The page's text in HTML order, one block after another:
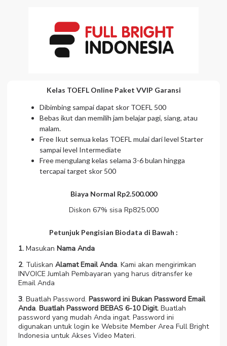
Kelas TOEFL Online Paket VVIP Garansi
Dibimbing sampai dapat skor TOEFL 500
Bebas ikut dan memilih jam belajar pagi, siang, atau
malam.
Free Ikut semua kelas TOEFL mulai dari level Starter
sampai level Intermediate
Free mengulang kelas selama 3-6 bulan hingga
tercapai target skor 500
Biaya Normal Rp2.500.000
Diskon 67% sisa Rp825.000
Petunjuk Pengisian Biodata di Bawah :
1. Masukan Nama Anda
2. Tuliskan Alamat Email Anda. Kami akan mengirimkan
INVOICE Jumlah Pembayaran yang harus ditransfer ke
Email Anda
3. Buatlah Password. Password ini Bukan Password Email
Anda. Buatlah Password BEBAS 6-10 Digit. Buatlah
password yang mudah Anda ingat. Password ini
digunakan untuk login ke Website Member Area Full Bright
Indonesia untuk Akses Video Materi.